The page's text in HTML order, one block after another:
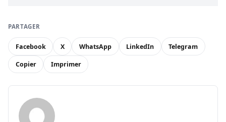
PARTAGER
Facebook X WhatsApp LinkedIn Telegram
Copier Imprimer